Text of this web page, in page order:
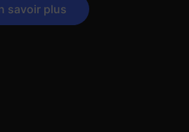
savoir plus